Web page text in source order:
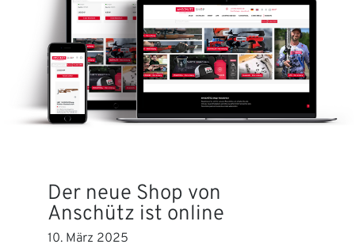
Der neue Shop von
Anschütz ist online
10. März 2025